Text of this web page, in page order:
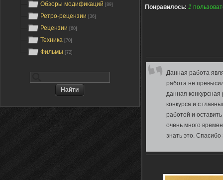
Обзоры модификаций [89]
Ретро-рецензии [36]
Рецензии [60]
Техника [70]
Фильмы [72]
Понравилось: 1
Данная работа
работа не
данная
конкурса и с
работой и
очень много
знать это.